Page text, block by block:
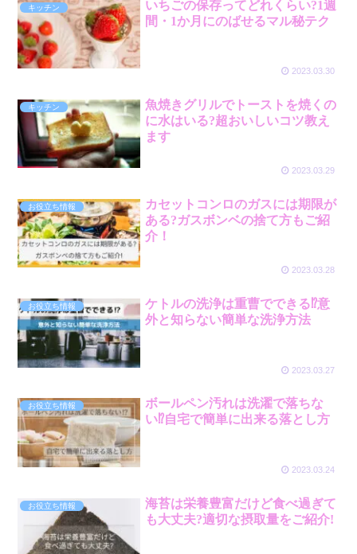
キッチン
いちごの保存ってどれくらい?1週
間・1か月にのばせるマル秘テク
2023.03.30
キッチン
魚焼きグリルでトーストを焼くの
に水はいる?超おいしいコツ教え
ます
2023.03.29
お役立ち情報
カセットコンロのガスには期限が
ある?ガスボンベの捨て方もご紹
介！
2023.03.28
お役立ち情報
ケトルの洗浄は重曹でできる⁉︎意
外と知らない簡単な洗浄方法
2023.03.27
お役立ち情報
ボールペン汚れは洗濯で落ちな
い⁉︎自宅で簡単に出来る落とし方
2023.03.24
お役立ち情報
海苔は栄養豊富だけど食べ過ぎて
も大丈夫?適切な摂取量をご紹介!